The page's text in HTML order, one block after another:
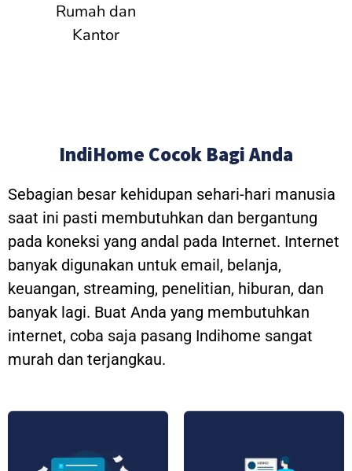
Rumah dan
Kantor
IndiHome Cocok Bagi Anda
Sebagian besar kehidupan sehari-hari manusia
saat ini pasti membutuhkan dan bergantung
pada koneksi yang andal pada Internet. Internet
banyak digunakan untuk email, belanja,
keuangan, streaming, penelitian, hiburan, dan
banyak lagi. Buat Anda yang membutuhkan
internet, coba saja pasang Indihome sangat
murah dan terjangkau.